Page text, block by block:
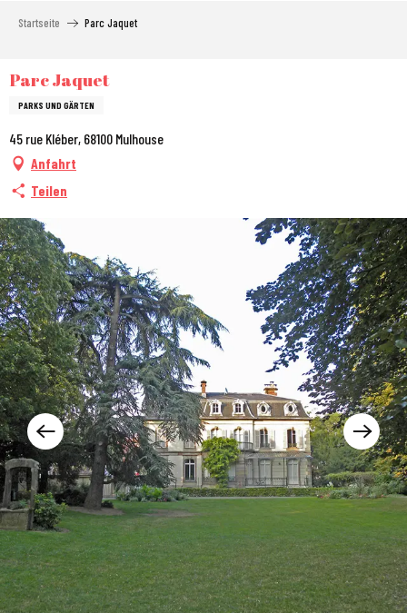
principal
Startseite Parc Jaquet
Parc Jaquet
PARKS UND GÄRTEN
45 rue Kléber, 68100 Mulhouse
Anfahrt
Teilen